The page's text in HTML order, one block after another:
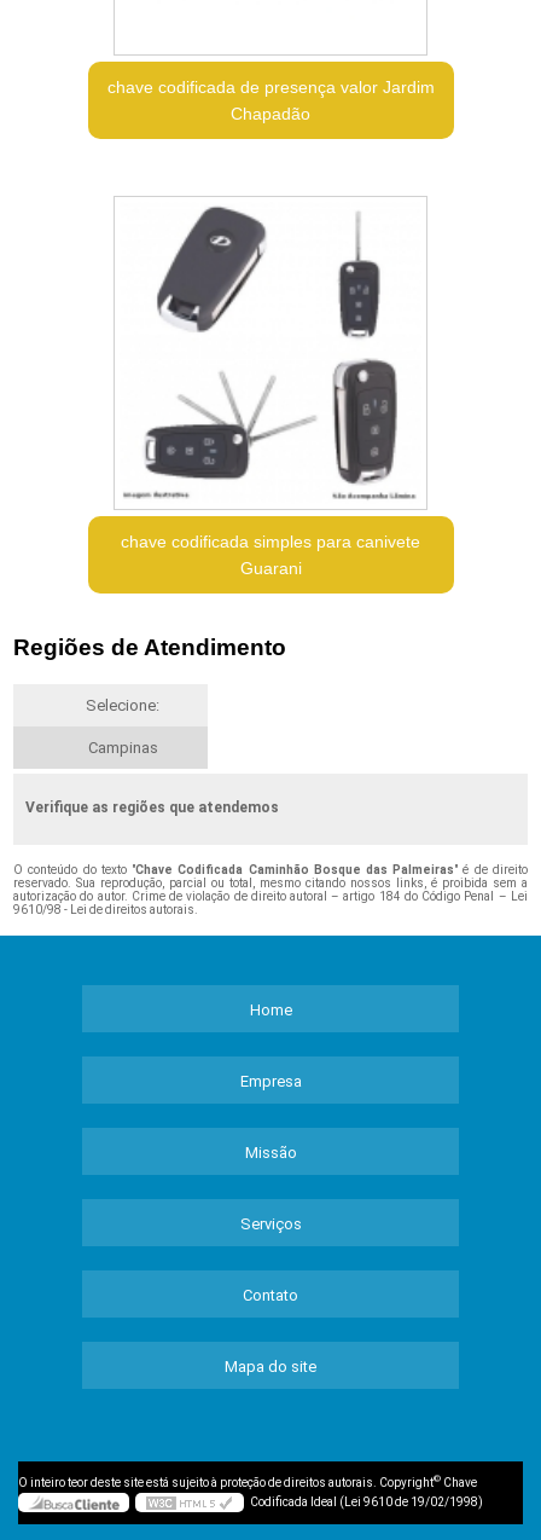
chave codificada de presença valor Jardim
Chapadão
chave codificada simples para canivete
Guarani
Regiões de Atendimento
Selecione:
Campinas
Verifique as regiões que atendemos
O conteúdo do texto "Chave Codificada Caminhão Bosque das Palmeiras" é de direito
reservado. Sua reprodução, parcial ou total, mesmo citando nossos links, é proibida sem a
autorização do autor. Crime de violação de direito autoral – artigo 184 do Código Penal –
Lei
9610/98 - Lei de direitos autorais
Home
Empresa
Missão
Serviços
Contato
Mapa do site
O inteiro teor deste site está sujeito à proteção de direitos autorais. Copyright© Chave
Codificada Ideal (Lei 9610 de 19/02/1998)